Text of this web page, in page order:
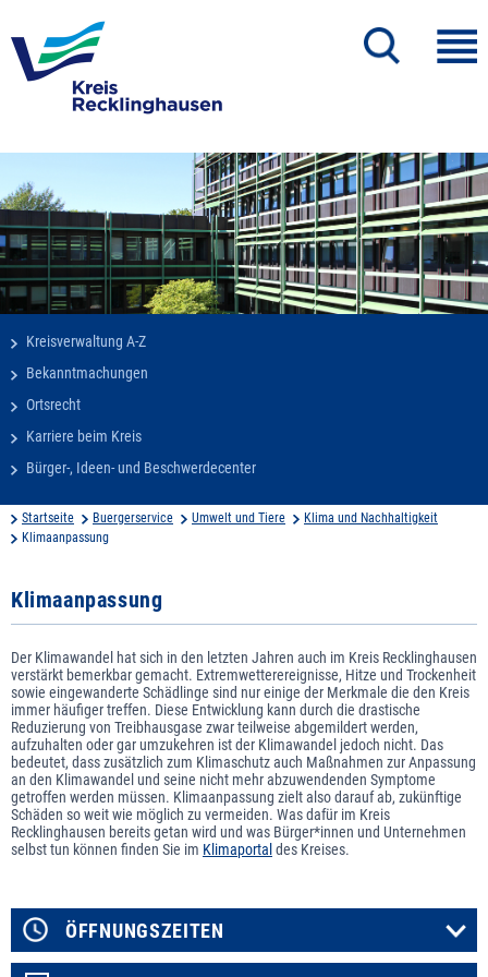
Kreisverwaltung A-Z
Bekanntmachungen
Ortsrecht
Karriere beim Kreis
Bürger-, Ideen- und Beschwerdecenter
Startseite Buergerservice Umwelt und Tiere
Klima und Nachhaltigkeit
Klimaanpassung
Klimaanpassung
Der Klimawandel hat sich in den letzten Jahren auch im Kreis Recklinghausen
verstärkt bemerkbar gemacht. Extremwetterereignisse, Hitze und Trockenheit
sowie eingewanderte Schädlinge sind nur einige der Merkmale die den Kreis
immer häufiger treffen. Diese Entwicklung kann durch die drastische
Reduzierung von Treibhausgase zwar teilweise abgemildert werden,
aufzuhalten oder gar umzukehren ist der Klimawandel jedoch nicht. Das
bedeutet, dass zusätzlich zum Klimaschutz auch Maßnahmen zur Anpassung
an den Klimawandel und seine nicht mehr abzuwendenden Symptome
getroffen werden müssen. Klimaanpassung zielt also darauf ab, zukünftige
Schäden so weit wie möglich zu vermeiden. Was dafür im Kreis
Recklinghausen bereits getan wird und was Bürger*innen und Unternehmen
selbst tun können finden Sie im Klimaportaldes Kreises.
ÖFFNUNGSZEITEN